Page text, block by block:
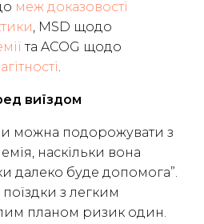
меж доказовості
, MSD щодо
та ACOG щодо
.
виїздом
можна подорожувати з
наскільки вона
далеко буде допомога”.
з легким
планом ризик один.